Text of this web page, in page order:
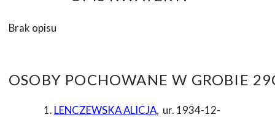
Brak opisu
OSOBY POCHOWANE W GROBIE
LENCZEWSKA ALICJA, ur. 1934-12-